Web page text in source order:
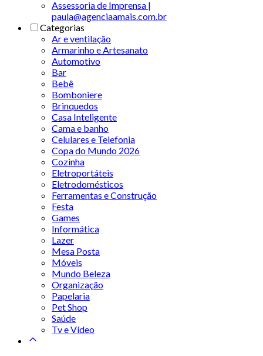
Assessoria de Imprensa |
paula@agenciaamais.com.br
Categorias
Ar e ventilação
Armarinho e Artesanato
Automotivo
Bar
Bebê
Bomboniere
Brinquedos
Casa Inteligente
Cama e banho
Celulares e Telefonia
Copa do Mundo 2026
Cozinha
Eletroportáteis
Eletrodomésticos
Ferramentas e Construção
Festa
Games
Informática
Lazer
Mesa Posta
Móveis
Mundo Beleza
Organização
Papelaria
Pet Shop
Saúde
Tv e Vídeo